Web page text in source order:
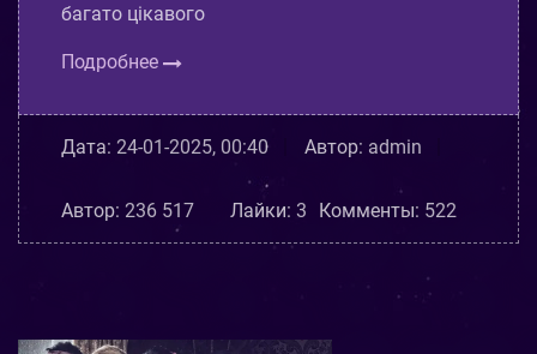
багато цікавого
Подробнее
Дата: 24-01-2025, 00:40 Автор: admin
Автор: 236 517 Лайки: 3 Комменты: 522